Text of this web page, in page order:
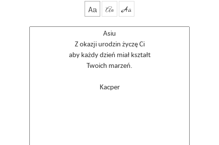
Aa Aa Aa